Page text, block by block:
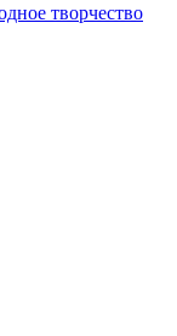
творчество